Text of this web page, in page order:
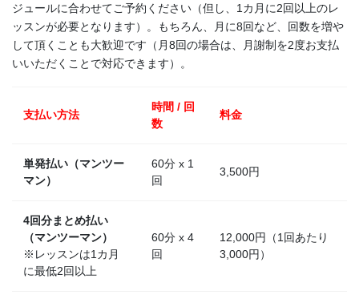
ジュールに合わせてご予約ください（但し、1カ月に2回以上のレ
ッスンが必要となります）。もちろん、月に8回など、回数を増や
して頂くことも大歓迎です（月8回の場合は、月謝制を2度お支払
いいただくことで対応できます）。
支払い方法
時間 / 回
数
料金
単発払い（マンツー
マン）
60分 x 1
回
3,500円
4回分まとめ払い
（マンツーマン）
※レッスンは1カ月
に最低2回以上
60分 x 4
回
12,000円（1回あたり
3,000円）